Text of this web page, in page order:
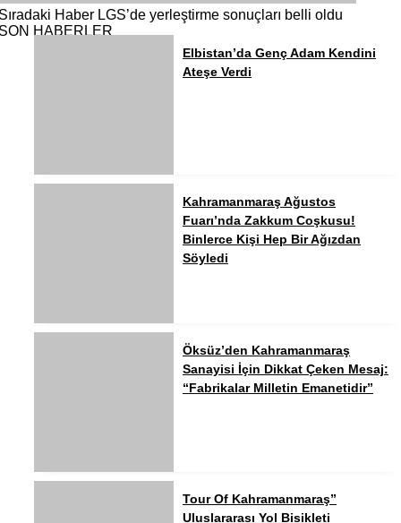
Haber LGS’de yerleştirme sonuçları belli oldu
HABERLER
Elbistan’da Genç Adam Kendini
Ateşe Verdi
Kahramanmaraş Ağustos
Fuarı’nda Zakkum Coşkusu!
Binlerce Kişi Hep Bir Ağızdan
Söyledi
Öksüz’den Kahramanmaraş
Sanayisi İçin Dikkat Çeken Mesaj:
“Fabrikalar Milletin Emanetidir”
Tour Of Kahramanmaraş”
Uluslararası Yol Bisikleti